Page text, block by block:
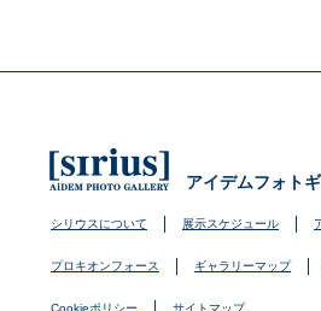
アイデムフォト
シリウスについて 展示スケジュール
プロキオンフォース ギャラリーマップ